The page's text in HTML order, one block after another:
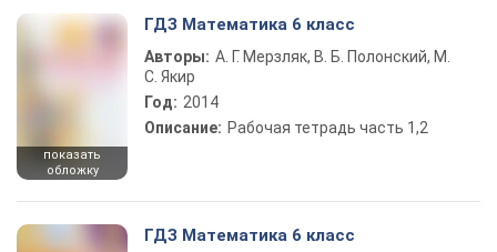
показать
обложку
ГДЗ Математика 6 класс
Авторы: А. Г. Мерзляк, В. Б. Полонский, М.
С. Якир
Год: 2014
Описание: Рабочая тетрадь часть 1,2
ГДЗ Математика 6 класс